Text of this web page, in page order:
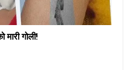
गोली!